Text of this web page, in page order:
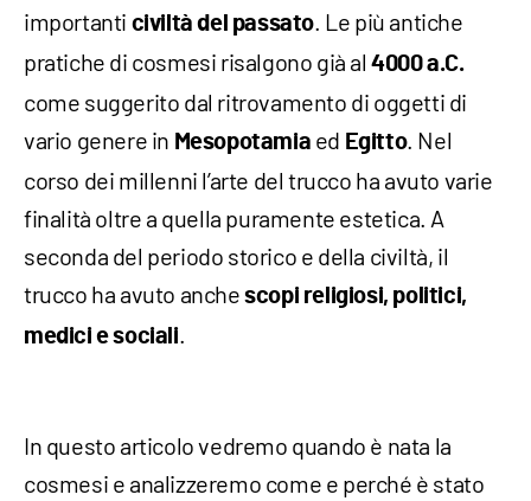
importanti civiltà del passato. Le più antiche
pratiche di cosmesi risalgono già al4000 a.C.
come suggerito dal ritrovamento di oggetti di
vario genere in Mesopotamia ed Egitto. Nel
corso dei millenni l’arte del trucco ha avuto varie
finalità oltre a quella puramente estetica. A
seconda del periodo storico e della civiltà, il
trucco ha avuto anchescopi religiosi, politici,
medici e sociali.
In questo articolo vedremo quando è nata la
cosmesi e analizzeremo come e perché è stato